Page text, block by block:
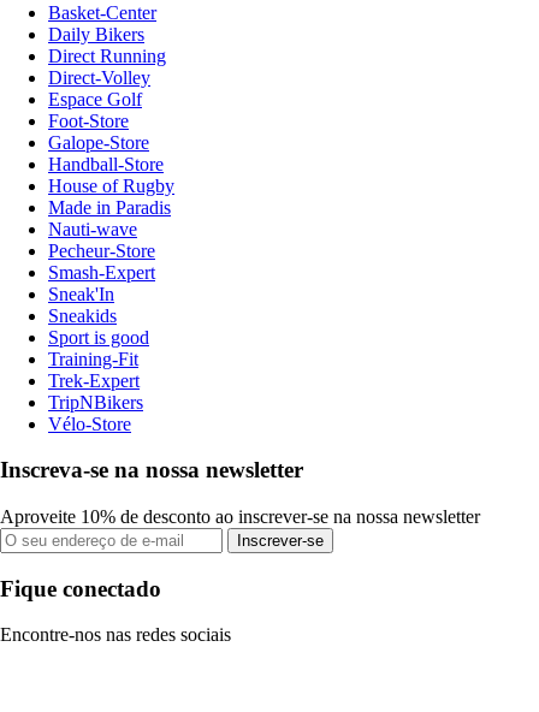
Basket-Center
Daily Bikers
Direct Running
Direct-Volley
Espace Golf
Foot-Store
Galope-Store
Handball-Store
House of Rugby
Made in Paradis
Nauti-wave
Pecheur-Store
Smash-Expert
Sneak'In
Sneakids
Sport is good
Training-Fit
Trek-Expert
TripNBikers
Vélo-Store
Inscreva-se na nossa newsletter
Aproveite 10% de desconto ao inscrever-se na nossa newsletter
Inscrever-se
Fique conectado
Encontre-nos nas redes sociais